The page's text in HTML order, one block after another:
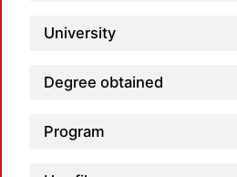
University
Degree obtained
Program